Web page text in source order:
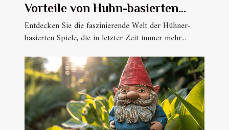
Vorteile von Huhn-basierten
Spielen
Entdecken Sie die faszinierende Welt der Hühner-
basierten Spiele, die in letzter Zeit immer mehr...